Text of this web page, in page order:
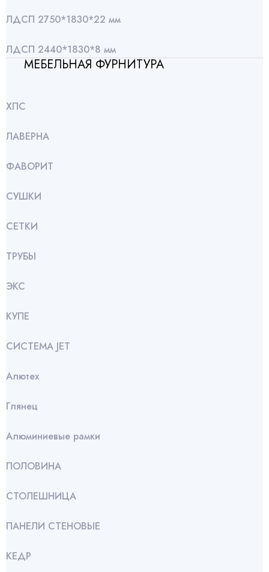
ЛДСП 2750*1830*22 мм
ЛДСП 2440*1830*8 мм
МЕБЕЛЬНАЯ ФУРНИТУРА
ХПС
ЛАВЕРНА
ФАВОРИТ
СУШКИ
СЕТКИ
ТРУБЫ
ЭКС
КУПЕ
СИСТЕМА JET
Алютех
Глянец
Алюминиевые рамки
ПОЛОВИНА
СТОЛЕШНИЦА
ПАНЕЛИ СТЕНОВЫЕ
КЕДР